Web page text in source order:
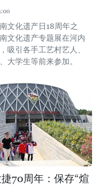
文化遗产日18周年之
文化遗产专题展在河内
吸引各手工艺村艺人、
大学生等前来参加。
70周年：保存“煊